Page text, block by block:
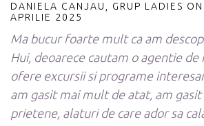
DANIELA CANJAU, GRUP LADIES
APRILIE 2025
Ma bucur foarte mult ca am
Hui, deoarece cautam o agentie de
ofere excursii si programe
am gasit mai mult de atat, am
prietene, alaturi de care ador sa